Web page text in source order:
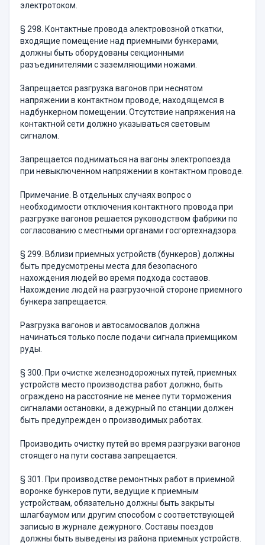
электротоком.
§ 298. Контактные провода электровозной откатки,
входящие помещение над приемными бункерами,
должны быть оборудованы секционными
разъединителями с заземляющими ножами.
Запрещается разгрузка вагонов при неснятом
напряжении в контактном проводе, находящемся в
надбункерном помещении. От­сутствие напряжения на
контактной сети должно указываться све­товым
сигналом.
Запрещается подниматься на вагоны электропоезда
при невы­ключенном напряжении в контактном проводе.
Примечание. В отдельных случаях вопрос о
необходимости отклю­чения контактного провода при
разгрузке вагонов ре­шается руководством фабрики по
согласованию с местными органами госгортехнадзора.
§ 299. Вблизи приемных устройств (бункеров) должны
быть предусмотрены места для безопасного
нахождения людей во время подхода составов.
Нахождение людей на разгрузочной стороне при­емного
бункера запрещается.
Разгрузка вагонов и автосамосвалов должна
начинаться только после подачи сигнала приемщиком
руды.
§ 300. При очистке железнодорожных путей, приемных
устройств место производства работ должно, быть
ограждено на расстояние не менее пути торможения
сигналами остановки, а дежурный по станции должен
быть предупрежден о производимых работах.
Производить очистку путей во время разгрузки вагонов
стоя­щего на пути состава запрещается.
§ 301. При производстве ремонтных работ в приемной
воронке бункеров пути, ведущие к приемным
устройствам, обязательно долж­ны быть закрыты
шлагбаумом или другим способом с соответству­ющей
записью в журнале дежурного. Составы поездов
должны быть выведены из района приемных устройств.